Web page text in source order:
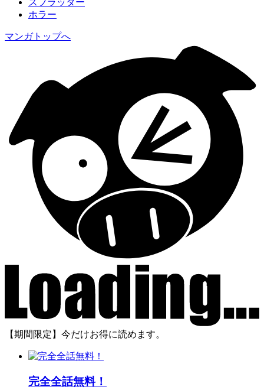
スプラッター
ホラー
マンガトップへ
【期間限定】今だけお得に読めます。
完全全話無料！